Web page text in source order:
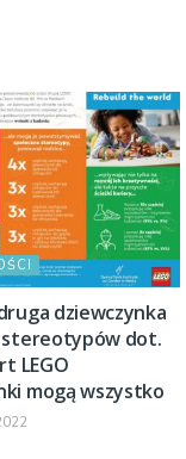
dziewczynka
stereotypów dot.
LEGO
mogą wszystko